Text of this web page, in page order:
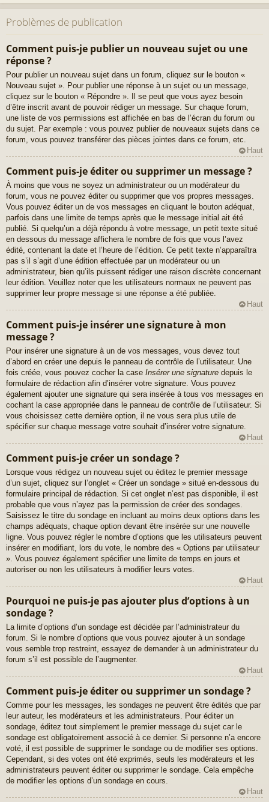
Problèmes de publication
Comment puis-je publier un nouveau sujet ou une
réponse ?
Pour publier un nouveau sujet dans un forum, cliquez sur le bouton «
Nouveau sujet ». Pour publier une réponse à un sujet ou un message,
cliquez sur le bouton « Répondre ». Il se peut que vous ayez besoin
d’être inscrit avant de pouvoir rédiger un message. Sur chaque forum,
une liste de vos permissions est affichée en bas de l’écran du forum ou
du sujet. Par exemple : vous pouvez publier de nouveaux sujets dans ce
forum, vous pouvez transférer des pièces jointes dans ce forum, etc.
Haut
Comment puis-je éditer ou supprimer un message ?
À moins que vous ne soyez un administrateur ou un modérateur du
forum, vous ne pouvez éditer ou supprimer que vos propres messages.
Vous pouvez éditer un de vos messages en cliquant le bouton adéquat,
parfois dans une limite de temps après que le message initial ait été
publié. Si quelqu’un a déjà répondu à votre message, un petit texte situé
en dessous du message affichera le nombre de fois que vous l’avez
édité, contenant la date et l’heure de l’édition. Ce petit texte n’apparaîtra
pas s’il s’agit d’une édition effectuée par un modérateur ou un
administrateur, bien qu’ils puissent rédiger une raison discrète concernant
leur édition. Veuillez noter que les utilisateurs normaux ne peuvent pas
supprimer leur propre message si une réponse a été publiée.
Haut
Comment puis-je insérer une signature à mon
message ?
Pour insérer une signature à un de vos messages, vous devez tout
d’abord en créer une depuis le panneau de contrôle de l’utilisateur. Une
fois créée, vous pouvez cocher la case Insérer une signature depuis le
formulaire de rédaction afin d’insérer votre signature. Vous pouvez
également ajouter une signature qui sera insérée à tous vos messages en
cochant la case appropriée dans le panneau de contrôle de l’utilisateur. Si
vous choisissez cette dernière option, il ne vous sera plus utile de
spécifier sur chaque message votre souhait d’insérer votre signature.
Haut
Comment puis-je créer un sondage ?
Lorsque vous rédigez un nouveau sujet ou éditez le premier message
d’un sujet, cliquez sur l’onglet « Créer un sondage » situé en-dessous du
formulaire principal de rédaction. Si cet onglet n’est pas disponible, il est
probable que vous n’ayez pas la permission de créer des sondages.
Saisissez le titre du sondage en incluant au moins deux options dans les
champs adéquats, chaque option devant être insérée sur une nouvelle
ligne. Vous pouvez régler le nombre d’options que les utilisateurs peuvent
insérer en modifiant, lors du vote, le nombre des « Options par utilisateur
». Vous pouvez également spécifier une limite de temps en jours et
autoriser ou non les utilisateurs à modifier leurs votes.
Haut
Pourquoi ne puis-je pas ajouter plus d’options à un
sondage ?
La limite d’options d’un sondage est décidée par l’administrateur du
forum. Si le nombre d’options que vous pouvez ajouter à un sondage
vous semble trop restreint, essayez de demander à un administrateur du
forum s’il est possible de l’augmenter.
Haut
Comment puis-je éditer ou supprimer un sondage ?
Comme pour les messages, les sondages ne peuvent être édités que par
leur auteur, les modérateurs et les administrateurs. Pour éditer un
sondage, éditez tout simplement le premier message du sujet car le
sondage est obligatoirement associé à ce dernier. Si personne n’a encore
voté, il est possible de supprimer le sondage ou de modifier ses options.
Cependant, si des votes ont été exprimés, seuls les modérateurs et les
administrateurs peuvent éditer ou supprimer le sondage. Cela empêche
de modifier les options d’un sondage en cours.
Haut